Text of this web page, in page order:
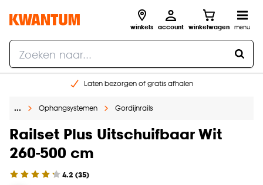
winkels account winkelwagen menu
Laten bezorgen of gratis afhalen
Gratis raam advies en opmeten aan huis
… Ophangsystemen Gordijnrails
Railset Plus Uitschuifbaar Wit
260-500 cm
4.2 (35)